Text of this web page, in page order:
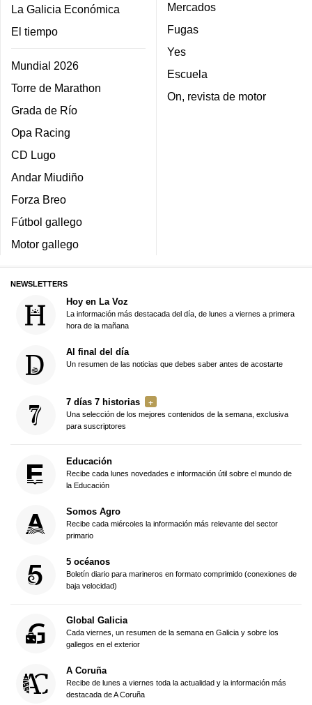
La Galicia Económica
El tiempo
Mundial 2026
Torre de Marathon
Grada de Río
Opa Racing
CD Lugo
Andar Miudiño
Forza Breo
Fútbol gallego
Motor gallego
Mercados
Fugas
Yes
Escuela
On, revista de motor
NEWSLETTERS
Hoy en La Voz
La información más destacada del día, de lunes a viernes a primera
hora de la mañana
Al final del día
Un resumen de las noticias que debes saber antes de acostarte
7 días 7 historias
Una selección de los mejores contenidos de la semana, exclusiva
para suscriptores
Educación
Recibe cada lunes novedades e información útil sobre el mundo de
la Educación
Somos Agro
Recibe cada miércoles la información más relevante del sector
primario
5 océanos
Boletín diario para marineros en formato comprimido (conexiones de
baja velocidad)
Global Galicia
Cada viernes, un resumen de la semana en Galicia y sobre los
gallegos en el exterior
A Coruña
Recibe de lunes a viernes toda la actualidad y la información más
destacada de A Coruña